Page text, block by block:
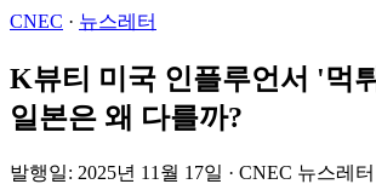
CNEC · 뉴스레터
K뷰티 미국 인플루언서 '먹
일본은 왜 다를까?
발행일: 2025년 11월 17일 · CNEC 뉴스레터